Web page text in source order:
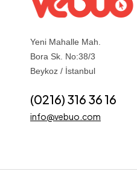
Yeni Mahalle Mah.
Bora Sk. No:38/3
Beykoz / İstanbul
(0216) 316 36 16
info@vebuo.com